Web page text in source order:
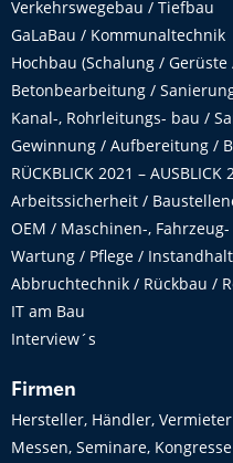
Verkehrswegebau / Tiefbau
GaLaBau / Kommunaltechnik
Hochbau (Schalung / Gerüste
Betonbearbeitung /
Kanal-, Rohrleitungs- bau /
Gewinnung / Aufbereitung /
RÜCKBLICK 2021 – AUSBLICK
Arbeitssicherheit /
OEM / Maschinen-,
Wartung / Pflege /
Abbruchtechnik / Rückbau /
IT am Bau
Interview´s
Firmen
Hersteller, Händler, Vermieter
Messen, Seminare, Kongresse